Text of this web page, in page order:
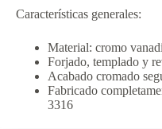
Características generales:
Material: cromo
Forjado, templado y
Acabado cromado
Fabricado
3316